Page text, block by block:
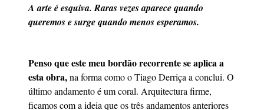
A arte é esquiva. Raras vezes aparece quando
queremos e surge quando menos esperamos.
Penso que este meu bordão recorrente se aplica a
esta obra,na forma como o Tiago Derriça a conclui. O
último andamento é um coral. Arquitectura firme,
ficamos com a ideia que os três andamentos anteriores